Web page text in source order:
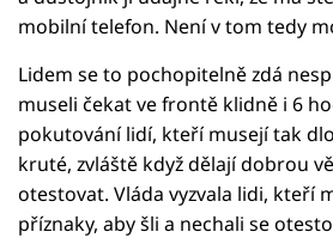
mobilní telefon. Není v tom tedy
Lidem se to pochopitelně zdá
museli čekat ve frontě klidně i 6
pokutování lidí, kteří musejí tak
kruté, zvláště když dělají dobrou
otestovat. Vláda vyzvala lidi, kteří
příznaky, aby šli a nechali se